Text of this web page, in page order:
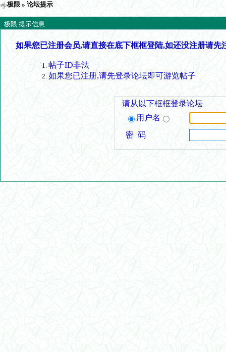
极限 » 论坛提示
极限 提示信息
如果您已注册会员,请直接在底下框框登陆,如还没注册请先
帖子ID非法
如果您已注册,请先登录论坛即可游览帖子
请从以下框框登录论坛
用户名
密 码